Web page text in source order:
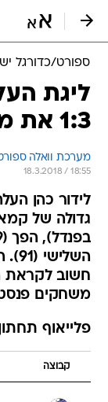
ספורט/כדורגל
ליגת
1:3 את מכבי פתח תקוה
מערכת וואלה
18.3.2018 / 18:55
לידור כהן
חשוב לקראת
משחקים
פלייאוף תחתון
קבוצה